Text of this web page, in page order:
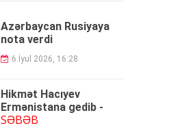
Azərbaycan Rusiyaya
nota verdi
6 İyul 2026, 16:28
Hikmət Hacıyev
Ermənistana gedib -
SƏBƏB